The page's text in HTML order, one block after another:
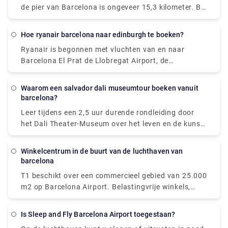
stranden, bergen en cultuur voordat je op reis gaat.
van deze retraite met onze ervaren gids en je eigen
andere hieronder genoemde sites voor een volledig
meeslepende ervaring.
de pier van Barcelona is ongeveer 15,3 kilometer. Bij
een overstap duurt dit ongeveer twintig minuten.
handigste methode om van en naar de luchthaven
naar uw schip te gaan. Bezoek Rydeu vandaag nog
om een transfer te boeken voor een gemakkelijke en
comfortabele reis!
Hoe ryanair barcelona naar edinburgh te boeken?
Ryanair is begonnen met vluchten van en naar
Barcelona El Prat de Llobregat Airport, de
belangrijkste luchthaven van de stad. Ryan Air
Waarom een salvador dali museumtour boeken vanuit
barcelona?
Leer tijdens een 2,5 uur durende rondleiding door
het Dali Theater-Museum over het leven en de kunst
van de beroemdste surrealistische schilder van
gids de betekenis van zijn schilderijen aan de muren
de kunstenaar, uitlegt, kun je ze bewonderen. Verken
de 1500 kunstwerken die te zien zijn in het theater
opening in 1974. Het museum, dat werd gebouwd
op de ruïnes van het oude stadstheater van
winkelcentrum in de buurt van de luchthaven van
barcelona
T1 beschikt over een commercieel gebied van 25.000
m2 op Barcelona Airport. Belastingvrije winkels,
grote restaurantketens, fastfoodrestaurants, luxe
wellnessfaciliteiten zijn beschikbaar om u te helpen
Is Sleep and Fly Barcelona Airport toegestaan?